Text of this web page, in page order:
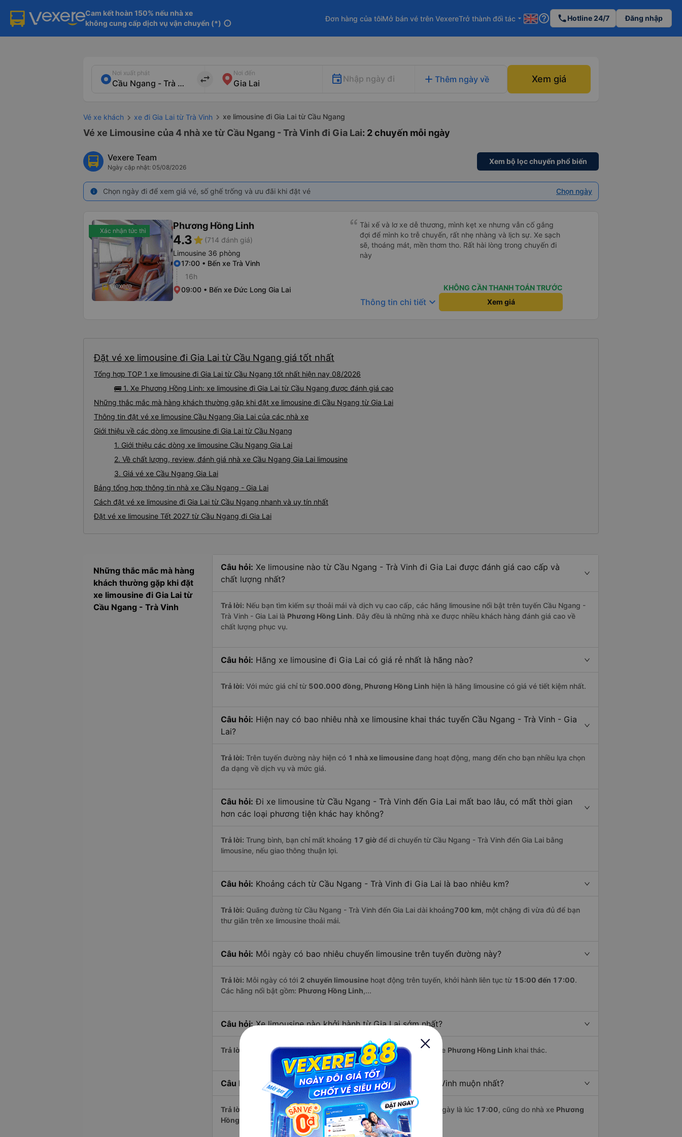
Cam kết hoàn 150% nếu nhà xe
không cung cấp dịch vụ vận chuyển (*) info
Đơn hàng của tôiMở bán vé trên VexereTrở thành đối tác arrow_drop_down help_outline phoneHotline 24/7 Đăng nhập
Nơi xuất phát
import_export
Nơi đến
Nhập ngày đi add Thêm ngày về Xem giá
Vé xe khách xe đi Gia Lai từ Trà Vinh xe limousine đi Gia Lai từ Cầu Ngang
Vé xe Limousine của 4 nhà xe từ Cầu Ngang - Trà Vinh đi Gia Lai: 2 chuyến mỗi ngày
Vexere Team
Ngày cập nhật: 05/08/2026
Xem bộ lọc chuyến phổ biến
info Chọn ngày đi để xem giá vé, số ghế trống và ưu đãi khi đặt vé Chọn ngày
Xác nhận tức thì Phương Hồng Linh
4.3star (714 đánh giá)
Limousine 36 phòng
17:00 • Bến xe Trà Vinh
16h
09:00 • Bến xe Đức Long Gia Lai
Tài xế và lơ xe dễ thương, mình kẹt xe nhưng vẫn cố gắng
đợi để mình ko trễ chuyến, rất nhẹ nhàng và lịch sự. Xe sạch
sẽ, thoáng mát, mền thơm tho. Rất hài lòng trong chuyến đi
này
KHÔNG CẦN THANH TOÁN TRƯỚC
Thông tin chi tiết keyboard_arrow_down Xem giá
Đặt vé xe limousine đi Gia Lai từ Cầu Ngang giá tốt nhất
Tổng hợp TOP 1 xe limousine đi Gia Lai từ Cầu Ngang tốt nhất hiện nay 08/2026
🚌 1. Xe Phương Hồng Linh: xe limousine đi Gia Lai từ Cầu Ngang được đánh giá cao
Những thắc mắc mà hàng khách thường gặp khi đặt xe limousine đi Cầu Ngang từ Gia Lai
Thông tin đặt vé xe limousine Cầu Ngang Gia Lai của các nhà xe
Giới thiệu về các dòng xe limousine đi Gia Lai từ Cầu Ngang
1. Giới thiệu các dòng xe limousine Cầu Ngang Gia Lai
2. Về chất lượng, review, đánh giá nhà xe Cầu Ngang Gia Lai limousine
3. Giá vé xe Cầu Ngang Gia Lai
Bảng tổng hợp thông tin nhà xe Cầu Ngang - Gia Lai
Cách đặt vé xe limousine đi Gia Lai từ Cầu Ngang nhanh và uy tín nhất
Đặt vé xe limousine Tết 2027 từ Cầu Ngang đi Gia Lai
Những thắc mắc mà hàng
khách thường gặp khi đặt
xe limousine đi Gia Lai từ
Cầu Ngang - Trà Vinh
Câu hỏi: Xe limousine nào từ Cầu Ngang - Trà Vinh đi Gia Lai được đánh giá cao cấp và
chất lượng nhất?
Trả lời: Nếu bạn tìm kiếm sự thoải mái và dịch vụ cao cấp, các hãng limousine nổi bật trên tuyến Cầu Ngang -
Trà Vinh - Gia Lai là Phương Hồng Linh. Đây đều là những nhà xe được nhiều khách hàng đánh giá cao về
chất lượng phục vụ.
Câu hỏi: Hãng xe limousine đi Gia Lai có giá rẻ nhất là hãng nào?
Trả lời: Với mức giá chỉ từ 500.000 đồng, Phương Hồng Linh hiện là hãng limousine có giá vé tiết kiệm nhất.
Câu hỏi: Hiện nay có bao nhiêu nhà xe limousine khai thác tuyến Cầu Ngang - Trà Vinh - Gia
Lai?
Trả lời: Trên tuyến đường này hiện có 1 nhà xe limousineđang hoạt động, mang đến cho bạn nhiều lựa chọn
đa dạng về dịch vụ và mức giá.
Câu hỏi: Đi xe limousine từ Cầu Ngang - Trà Vinh đến Gia Lai mất bao lâu, có mất thời gian
hơn các loại phương tiện khác hay không?
Trả lời: Trung bình, bạn chỉ mất khoảng 17 giờ để di chuyển từ Cầu Ngang - Trà Vinh đến Gia Lai bằng
limousine, nếu giao thông thuận lợi.
Câu hỏi: Khoảng cách từ Cầu Ngang - Trà Vinh đi Gia Lai là bao nhiêu km?
Trả lời: Quãng đường từ Cầu Ngang - Trà Vinh đến Gia Lai dài khoảng700 km, một chặng đi vừa đủ để bạn
thư giãn trên xe limousine thoải mái.
Câu hỏi: Mỗi ngày có bao nhiêu chuyến limousine trên tuyến đường này?
Trả lời: Mỗi ngày có tới 2 chuyến limousine hoạt động trên tuyến, khởi hành liên tục từ 15:00 đến 17:00.
Các hãng nổi bật gồm: Phương Hồng Linh,...
Câu hỏi:Xe limousine nào khởi hành từ Gia Lai sớm nhất?
Trả lời: Chuyến limousine sớm nhất khởi hành lúc15:00, do nhà xe Phương Hồng Linh khai thác.
Câu hỏi: Xe limousine nào khởi hành từ Cầu Ngang - Trà Vinh muộn nhất?
Trả lời: Nếu bạn muốn đi chuyến muộn, lựa chọn cuối cùng trong ngày là lúc 17:00, cũng do nhà xe Phương
Hồng Linh
vận hành.